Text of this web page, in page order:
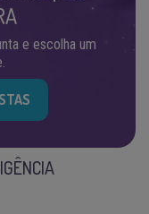
e escolha um